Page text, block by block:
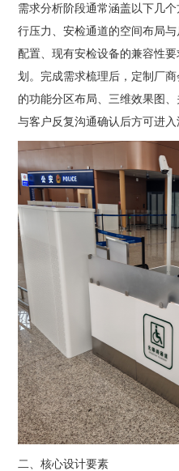
需求分析阶段通常涵盖以下几
行压力、安检通道的空间布局
配置、现有安检设备的兼容性
划。完成需求梳理后，定制厂
的功能分区布局、三维效果图
与客户反复沟通确认后方可进入
二、核心设计要素